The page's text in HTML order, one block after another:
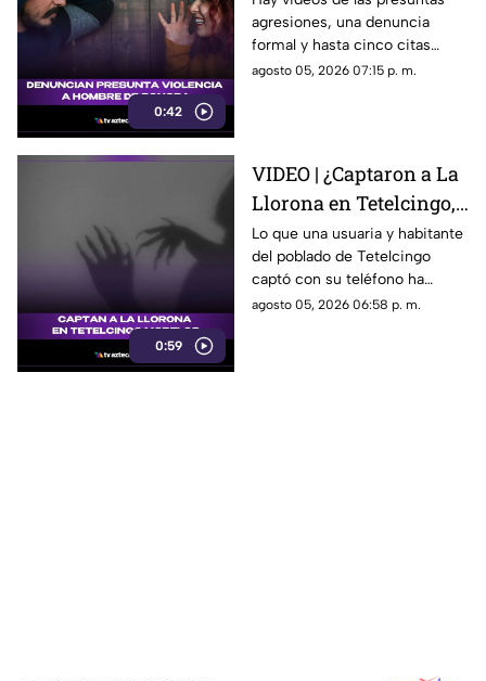
0:42
Sonora que está
generando
conversación en redes
agresiones, una denuncia
formal y hasta cinco citas
psicológicas canceladas; aun
agosto 05, 2026 07:15 p. m.
0:59
VIDEO | ¿Captaron a La
Llorona en Tetelcingo,
Morelos? Misteriosa
figura y lamentos en
Tetelcingo, Morelos,
estremecen las redes
Lo que una usuaria y habitante
del poblado de Tetelcingo
captó con su teléfono ha
dejado a muchos morelenses
agosto 05, 2026 06:58 p. m.